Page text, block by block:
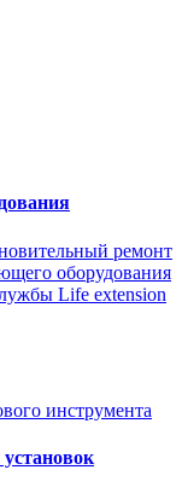
ремонт
оборудования
Life extension
инструмента